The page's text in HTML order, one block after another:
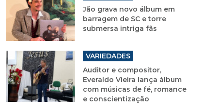
Jão grava novo álbum em
barragem de SC e torre
submersa intriga fãs
VARIEDADES
Auditor e compositor,
Everaldo Vieira lança álbum
com músicas de fé, romance
e conscientização